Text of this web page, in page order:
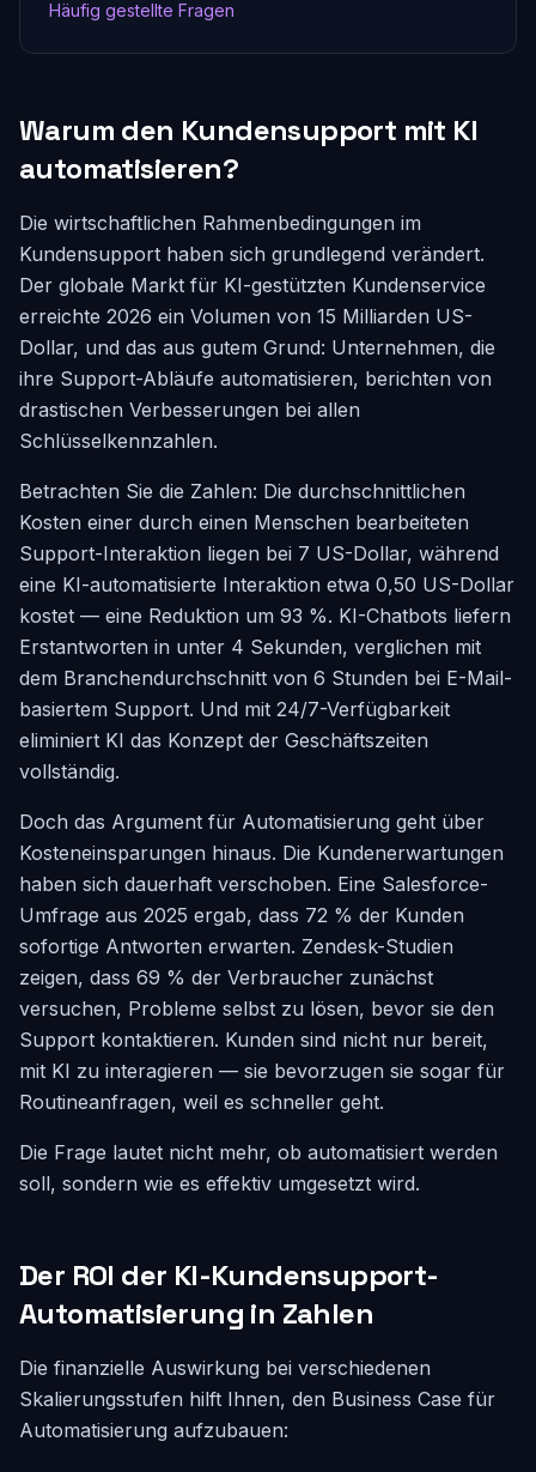
Häufig gestellte Fragen
Warum den Kundensupport mit KI
automatisieren?
Die wirtschaftlichen Rahmenbedingungen im
Kundensupport haben sich grundlegend verändert.
Der globale Markt für KI-gestützten Kundenservice
erreichte 2026 ein Volumen von 15 Milliarden US-
Dollar, und das aus gutem Grund: Unternehmen, die
ihre Support-Abläufe automatisieren, berichten von
drastischen Verbesserungen bei allen
Schlüsselkennzahlen.
Betrachten Sie die Zahlen: Die durchschnittlichen
Kosten einer durch einen Menschen bearbeiteten
Support-Interaktion liegen bei 7 US-Dollar, während
eine KI-automatisierte Interaktion etwa 0,50 US-Dollar
kostet — eine Reduktion um 93 %. KI-Chatbots liefern
Erstantworten in unter 4 Sekunden, verglichen mit
dem Branchendurchschnitt von 6 Stunden bei E-Mail-
basiertem Support. Und mit 24/7-Verfügbarkeit
eliminiert KI das Konzept der Geschäftszeiten
vollständig.
Doch das Argument für Automatisierung geht über
Kosteneinsparungen hinaus. Die Kundenerwartungen
haben sich dauerhaft verschoben. Eine Salesforce-
Umfrage aus 2025 ergab, dass 72 % der Kunden
sofortige Antworten erwarten. Zendesk-Studien
zeigen, dass 69 % der Verbraucher zunächst
versuchen, Probleme selbst zu lösen, bevor sie den
Support kontaktieren. Kunden sind nicht nur bereit,
mit KI zu interagieren — sie bevorzugen sie sogar für
Routineanfragen, weil es schneller geht.
Die Frage lautet nicht mehr, ob automatisiert werden
soll, sondern wie es effektiv umgesetzt wird.
Der ROI der KI-Kundensupport-
Automatisierung in Zahlen
Die finanzielle Auswirkung bei verschiedenen
Skalierungsstufen hilft Ihnen, den Business Case für
Automatisierung aufzubauen: